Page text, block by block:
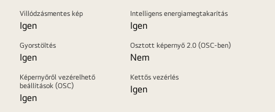
Villódzásmentes kép
Igen
Intelligens energiamegtakarítás
Igen
Gyorstöltés
Igen
Osztott képernyő 2.0 (OSC-ben)
Nem
Képernyőről vezérelhető
beállítások (OSC)
Igen
Kettős vezérlés
Igen